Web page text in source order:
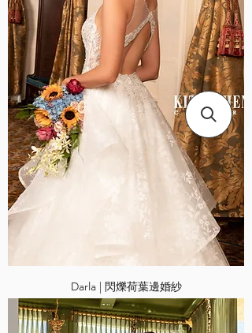
Darla | 閃爍荷葉邊婚紗